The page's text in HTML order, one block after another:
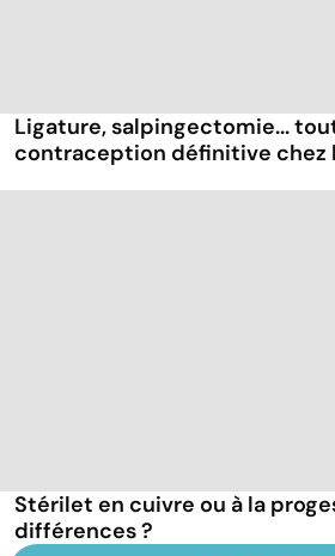
Ligature, salpingectomie...
contraception définitive chez
Stérilet en cuivre ou à la
différences ?